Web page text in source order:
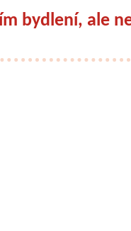
bydlení, ale